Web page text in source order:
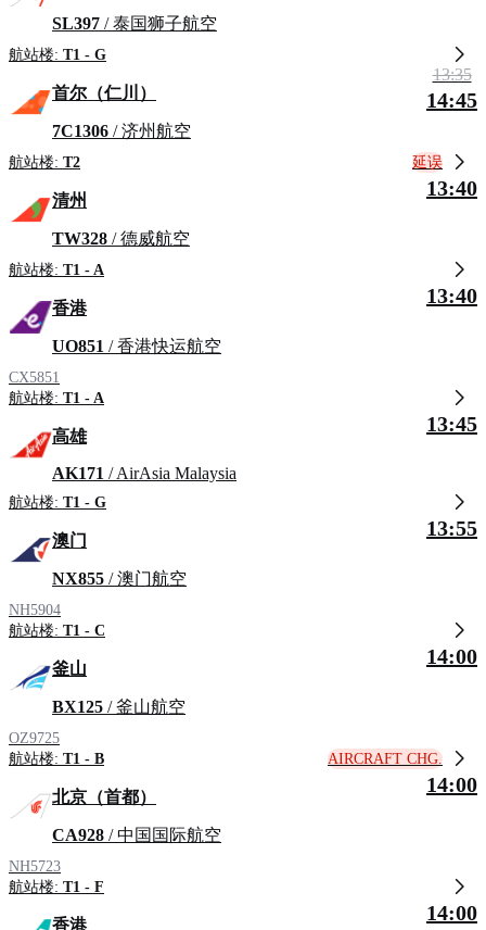
SL397 / 泰国狮子航空
航站楼: T1 - G
首尔（仁川）
7C1306 / 济州航空
航站楼: T2
13:35
14:45
延误
清州
TW328 / 德威航空
航站楼: T1 - A
13:40
香港
UO851 / 香港快运航空
CX5851
航站楼: T1 - A
13:40
高雄
AK171 / AirAsia Malaysia
航站楼: T1 - G
13:45
澳门
NX855 / 澳门航空
NH5904
航站楼: T1 - C
13:55
釜山
BX125 / 釜山航空
OZ9725
航站楼: T1 - B
14:00
AIRCRAFT CHG.
北京（首都）
CA928 / 中国国际航空
NH5723
航站楼: T1 - F
14:00
香港
14:00